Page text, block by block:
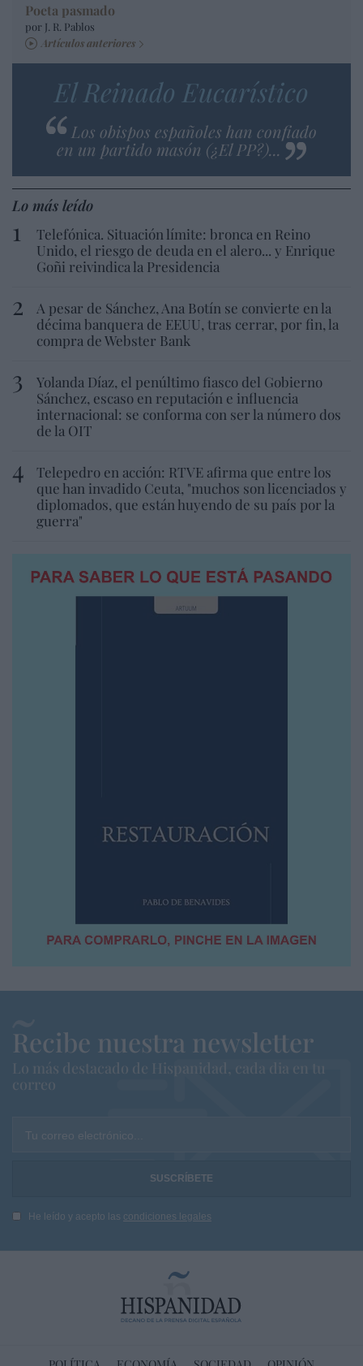
Poeta pasmado
por J. R. Pablos
Artículos anteriores
El Reinado Eucarístico
Los obispos españoles han confiado
en un partido masón (¿El PP?)...
Lo más leído
Telefónica. Situación límite: bronca en Reino
Unido, el riesgo de deuda en el alero... y Enrique
Goñi reivindica la Presidencia
A pesar de Sánchez, Ana Botín se convierte en la
décima banquera de EEUU, tras cerrar, por fin, la
compra de Webster Bank
Yolanda Díaz, el penúltimo fiasco del Gobierno
Sánchez, escaso en reputación e influencia
internacional: se conforma con ser la número dos
de la OIT
Telepedro en acción: RTVE afirma que entre los
que han invadido Ceuta, "muchos son licenciados y
diplomados, que están huyendo de su país por la
guerra"
Recibe nuestra newsletter
Lo más destacado de Hispanidad, cada dia en tu
correo
Tu correo electrónico...
He leído y acepto las condiciones legales